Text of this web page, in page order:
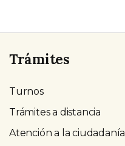
Trámites
Turnos
Trámites a distancia
Atención a la ciudadanía